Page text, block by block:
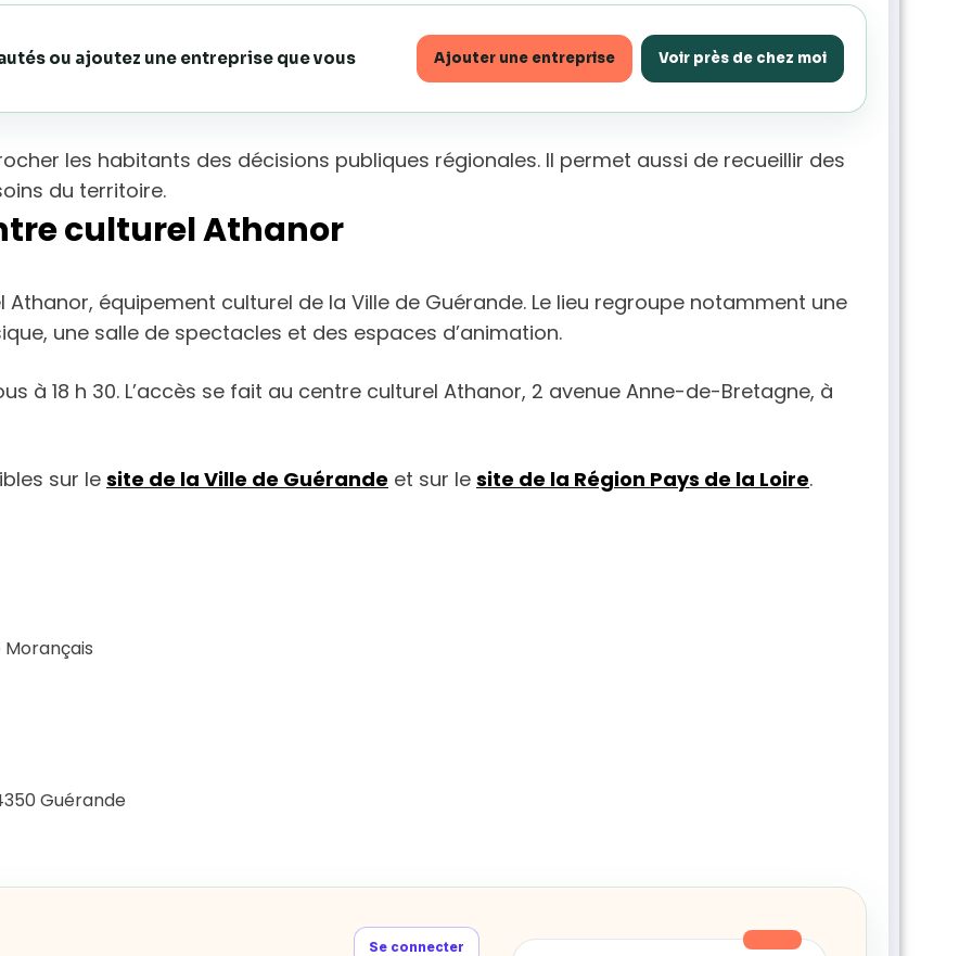
ou ajoutez une entreprise que vous
Ajouter une entreprise Voir près de chez moi
les habitants des décisions publiques régionales. Il permet aussi de recueillir des
du territoire.
culturel Athanor
équipement culturel de la Ville de Guérande. Le lieu regroupe notamment une
une salle de spectacles et des espaces d’animation.
à 18 h 30. L’accès se fait au centre culturel Athanor, 2 avenue Anne-de-Bretagne, à
sur le site de la Ville de Guérande et sur le site de la Région Pays de la Loire.
Guérande
Se connecter